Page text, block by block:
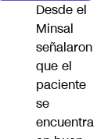
Desde el
Minsal
señalaron
que el
paciente
se
encuentra